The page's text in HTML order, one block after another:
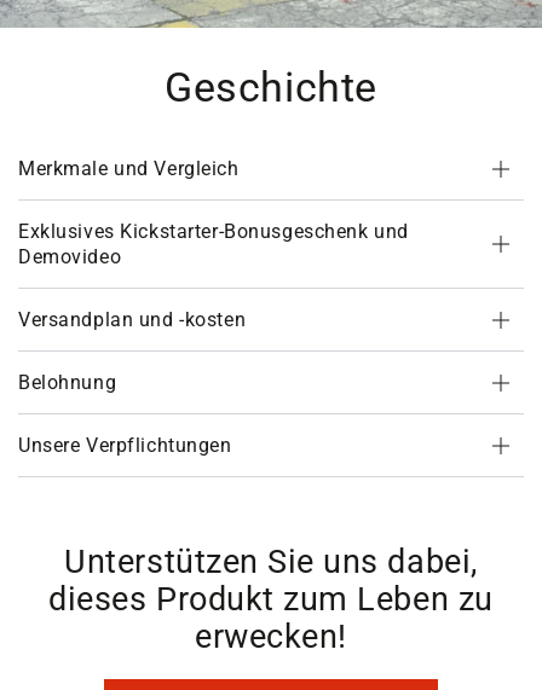
Geschichte
Merkmale und Vergleich
Exklusives Kickstarter-Bonusgeschenk und
Demovideo
Versandplan und -kosten
Belohnung
Unsere Verpflichtungen
Unterstützen Sie uns dabei,
dieses Produkt zum Leben zu
erwecken!